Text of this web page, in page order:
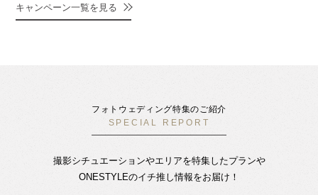
キャンペーン一覧を見る
フォトウェディング特集のご紹介
SPECIAL REPORT
撮影シチュエーションやエリアを特集したプランや
ONESTYLEのイチ推し情報をお届け！